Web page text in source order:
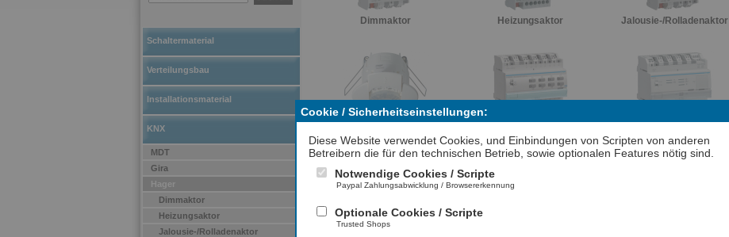
Cookie / Sicherheitseinstellungen:
Diese Website verwendet Cookies, und Einbindungen von Scripten von anderen
Betreibern die für den technischen Betrieb, sowie optionalen Features nötig sind.
Notwendige Cookies / Scripte
Paypal Zahlungsabwicklung / Browsererkennung
Optionale Cookies / Scripte
Trusted Shops
Schaltermaterial
Verteilungsbau
Installationsmaterial
KNX
MDT
Gira
Hager
Dimmaktor
Heizungsaktor
Jalousie-/Rolladenaktor
Dimmaktor Heizungsaktor Jalousie-/Rolladenaktor
Präsenzmelder Schaltaktor Schnittschtelle
sonstiges